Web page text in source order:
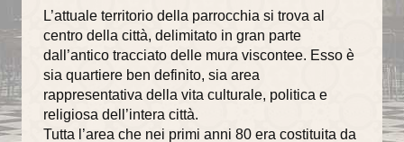
L’attuale territorio della parrocchia si trova al
centro della città, delimitato in gran parte
dall’antico tracciato delle mura viscontee. Esso è
sia quartiere ben definito, sia area
rappresentativa della vita culturale, politica e
religiosa dell’intera città.
Tutta l’area che nei primi anni 80 era costituita da